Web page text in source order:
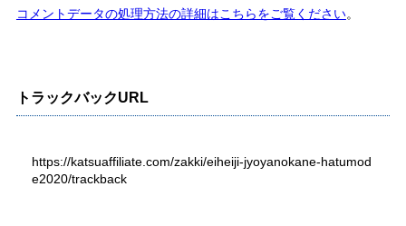
コメントデータの処理方法の詳細はこちらをご覧ください。
トラックバックURL
https://katsuaffiliate.com/zakki/eiheiji-jyoyanokane-hatumod
e2020/trackback